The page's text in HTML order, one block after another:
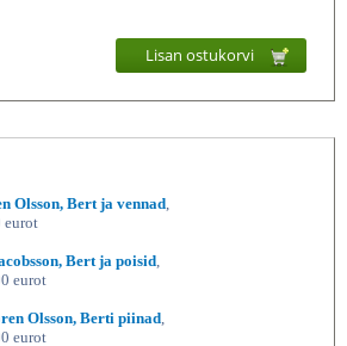
Anders Jacobsson,Lisan ostukorvi
Olsson, Bert ja vennad
eurot
Bert ja poisid
eurot
Olsson, Berti piinad
eurot